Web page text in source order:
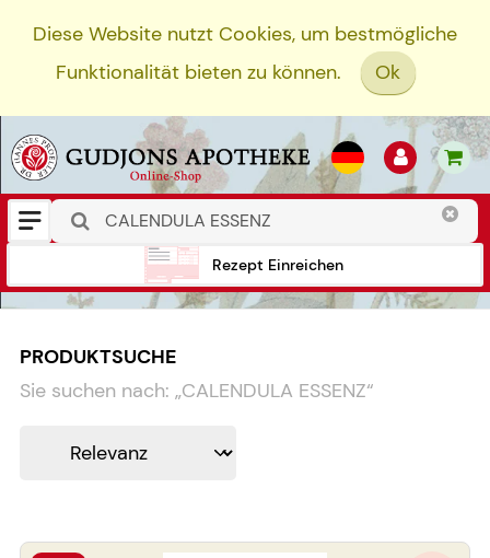
Diese Website nutzt Cookies, um bestmögliche
Funktionalität bieten zu können.
Ok
Rezept Einreichen
PRODUKTSUCHE
Sie suchen nach: „CALENDULA ESSENZ“